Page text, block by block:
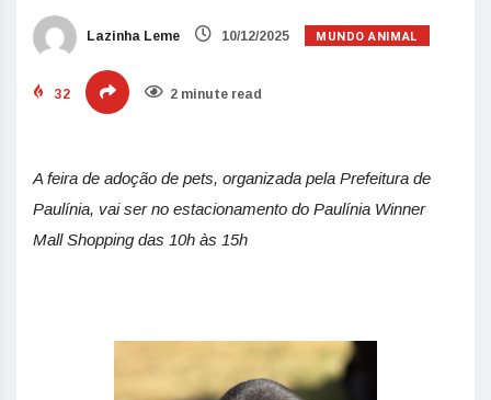
Lazinha Leme 10/12/2025 MUNDO ANIMAL
32 2 minute read
A feira de adoção de pets, organizada pela Prefeitura de
Paulínia, vai ser no estacionamento do Paulínia Winner
Mall Shopping das 10h às 15h